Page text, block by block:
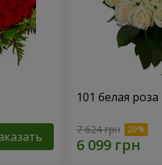
101 белая роза
7 624 грн